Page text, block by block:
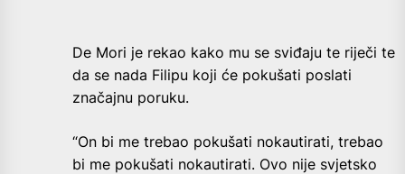
De Mori je rekao kako mu se sviđaju te riječi te
da se nada Filipu koji će pokušati poslati
značajnu poruku.
“On bi me trebao pokušati nokautirati, trebao
bi me pokušati nokautirati. Ovo nije svjetsko